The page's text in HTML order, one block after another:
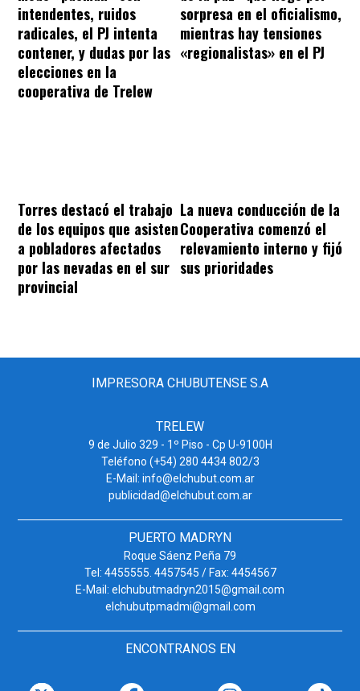
intendentes, ruidos
radicales, el PJ intenta
contener, y dudas por las
elecciones en la
cooperativa de Trelew
sorpresa en el oficialismo,
mientras hay tensiones
«regionalistas» en el PJ
Torres destacó el trabajo
de los equipos que asisten
a pobladores afectados
por las nevadas en el sur
provincial
La nueva conducción de la
Cooperativa comenzó el
relevamiento interno y fijó
sus prioridades
IMPRESORA CHUBUTENSE S.A
TRELEW
9 de Julio 329 - 1º Piso - Cp U-9100H
Teléfono (+54) 280 4434 802/3
E-Mail: info@elchubut.com.ar
publicidad@elchubut.com.ar
PUERTO MADRYN
Roque Sáenz Peña 79
Tel: 4455555. 4457545 / Fax: 4454567
E-Mail: elchubutmadryn2015@gmail.com
elchubutpmadmi@gmail.com
ENCONTRANOS EN